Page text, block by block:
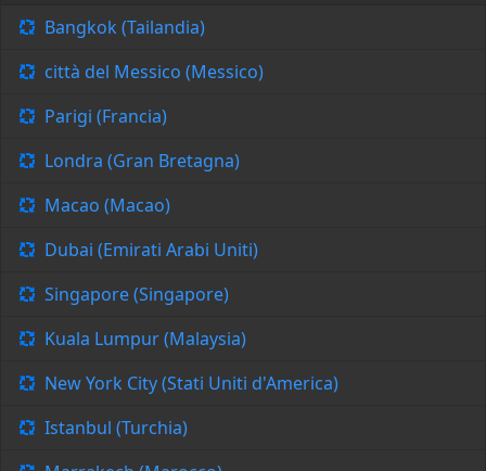
Bangkok (Tailandia)
città del Messico (Messico)
Parigi (Francia)
Londra (Gran Bretagna)
Macao (Macao)
Dubai (Emirati Arabi Uniti)
Singapore (Singapore)
Kuala Lumpur (Malaysia)
New York City (Stati Uniti d'America)
Istanbul (Turchia)